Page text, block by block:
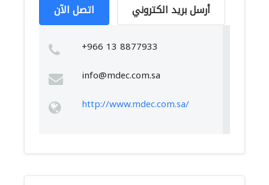
اتصل الآن أرسل بريد الكتروني
+966 13 8877933
info@mdec.com.sa
http://www.mdec.com.sa/